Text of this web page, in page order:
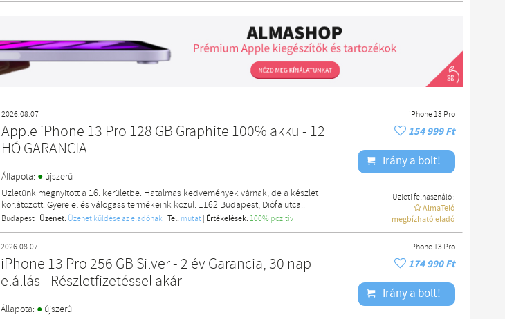
2026.08.07
Apple iPhone 13 Pro 128 GB Graphite 100% akku - 12
HÓ GARANCIA
Állapota: ● újszerű
Üzletünk megnyitott a 16. kerületbe. Hatalmas kedvemények várnak, de a készlet
korlátozott. Gyere el és válogass termékeink közül. 1162 Budapest, Diófa utca..
Budapest Üzenet: Üzenet küldése az eladónak Tel: mutat Értékelések: 100% pozítiv
iPhone 13 Pro
154 999 Ft
Irány a bolt!
Üzleti felhasználó :
AlmaTeló
megbízható eladó
2026.08.07
iPhone 13 Pro 256 GB Silver - 2 év Garancia, 30 nap
elállás - Részletfizetéssel akár
Állapota: ● újszerű
iPhone 13 Pro
174 990 Ft
Irány a bolt!